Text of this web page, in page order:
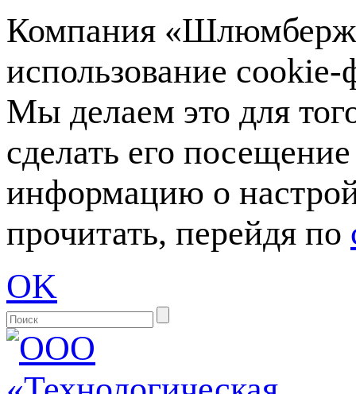
Компания
использование
Мы делаем это для
сделать его
информацию о
прочитать, перейдя по
OK